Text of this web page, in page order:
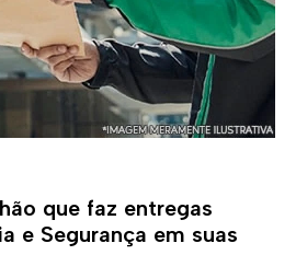
que faz entregas
e Segurança em suas